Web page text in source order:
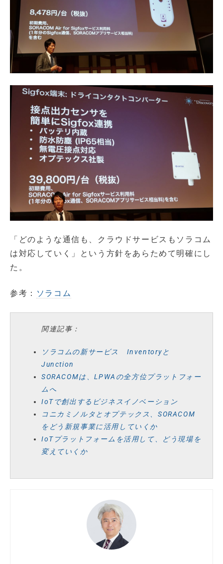
「どのような通信も、クラウドサービスもソラコム
は対応していく」という方針をあらためて明確にし
た。
参考： ソラコム
関連記事：
ソラコムの新サービス Inventoryと
Junction
SORACOMは、LPWAの全方位プラットフォー
ムへ
IoTで創出するビジネスイノベーション
コニカミノルタとオプテックス、SORACOM
をどう新規事業に活用していくか
IoTプラットフォームを活用して、どう現場を
変えていくか